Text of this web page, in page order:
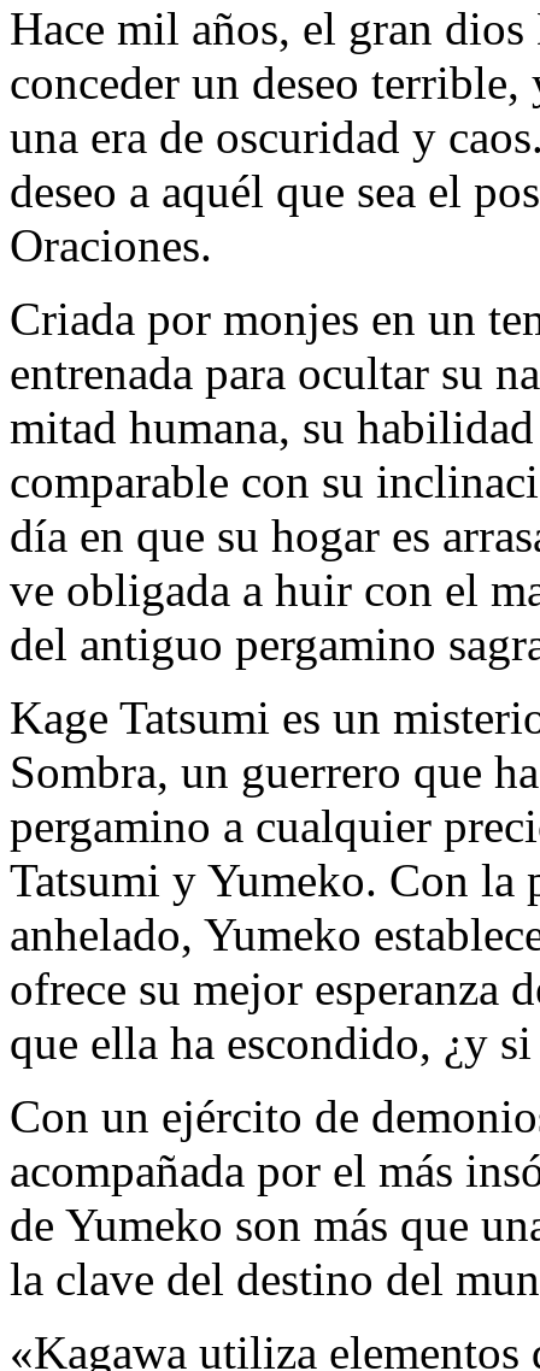
Hace mil años, el gran
conceder un deseo
una era de oscuridad y
deseo a aquél que sea el
Oraciones.
Criada por monjes en un
entrenada para ocultar su
mitad humana, su
comparable con su
día en que su hogar es
ve obligada a huir con el
del antiguo pergamino
Kage Tatsumi es un
Sombra, un guerrero que
pergamino a cualquier
Tatsumi y Yumeko. Con la
anhelado, Yumeko
ofrece su mejor esperanza
que ella ha escondido, ¿y
Con un ejército de
acompañada por el más
de Yumeko son más que
la clave del destino del
«Kagawa utiliza